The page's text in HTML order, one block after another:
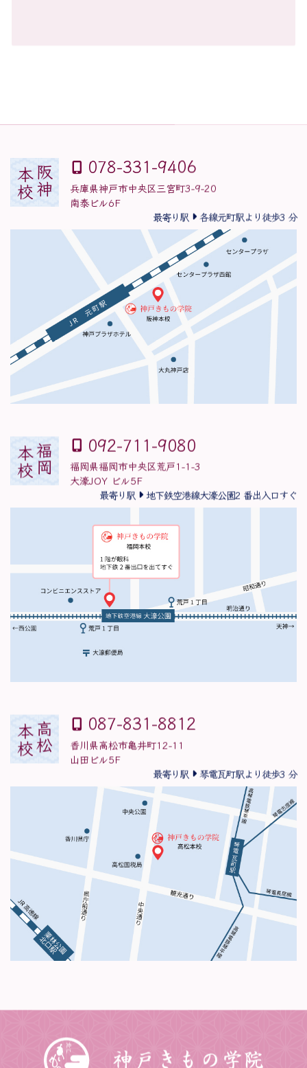
阪神
本校
078-331-9406
兵庫県神戸市中央区三宮町3-9-20
南泰ビル6F
最寄り駅
各線元町駅より徒歩3 分
福岡
本校
092-711-9080
福岡県福岡市中央区荒戸1-1-3
大濠JOY ビル5F
最寄り駅
地下鉄空港線大濠公園2 番出入口すぐ
高松
本校
087-831-8812
香川県高松市亀井町12-11
山田ビル5F
最寄り駅
琴電瓦町駅より徒歩3 分